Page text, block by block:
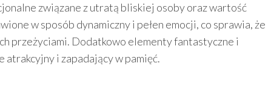
związane z utratą bliskiej osoby oraz wartość
w sposób dynamiczny i pełen emocji, co sprawia, że
przeżyciami. Dodatkowo elementy fantastyczne i
i zapadający w pamięć.